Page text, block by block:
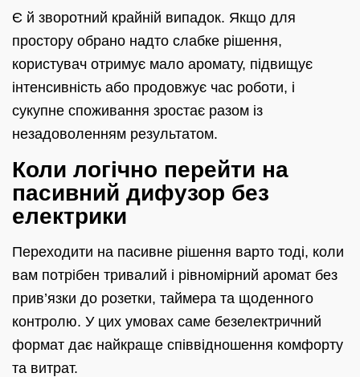
Є й зворотний крайній випадок. Якщо для
простору обрано надто слабке рішення,
користувач отримує мало аромату, підвищує
інтенсивність або продовжує час роботи, і
сукупне споживання зростає разом із
незадоволенням результатом.
Коли логічно перейти на
пасивний дифузор без
електрики
Переходити на пасивне рішення варто тоді, коли
вам потрібен тривалий і рівномірний аромат без
прив’язки до розетки, таймера та щоденного
контролю. У цих умовах саме безелектричний
формат дає найкраще співвідношення комфорту
та витрат.